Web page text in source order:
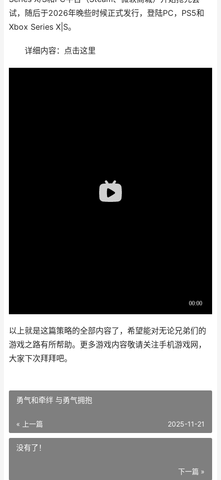
试，随后于2026年晚些时候正式发行，登陆PC，PS5和
Xbox Series X|S。
详细内容：点击这里
以上就是这篇策略的全部内容了，希望能对无论兄弟们的
游戏之路有所帮助。更多游戏内容敬请关注手机游戏网，
大家下次拜拜吧。
勇气和牵绊 与勇气拥抱
« 上一篇 2025-11-21
没有了！
下一篇 »